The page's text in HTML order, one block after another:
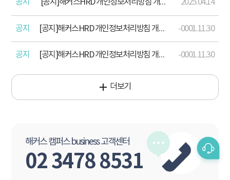
공지 [공지]해커스HRD 개인정보처리방침 개정 안내(2025 .04.15) 2025.04.14
공지 [공지]해커스HRD 개인정보처리방침 개정 안내(2024. 12. 17) -0001.11.30
공지 [공지]해커스HRD 개인정보처리방침 개정 안내(2023. 8. 18.) -0001.11.30
더보기
해커스 캠퍼스 business 고객센터
02 3478 8531